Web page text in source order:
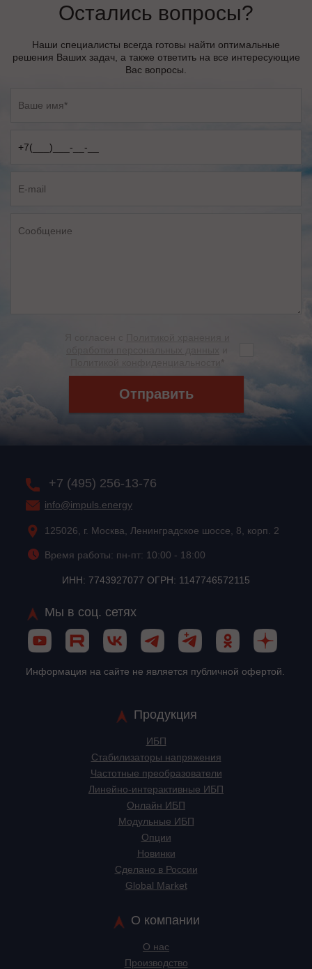
Остались вопросы?
Наши специалисты всегда готовы найти оптимальные
решения Ваших задач, а также ответить на все интересующие
Вас вопросы.
Отправить
+7 (495) 256-13-76
info@impuls.energy
125026, г. Москва, Ленинградское шоссе, 8, корп. 2
Время работы: пн-пт: 10:00 - 18:00
ИНН: 7743927077 ОГРН: 1147746572115
Мы в соц. сетях
Информация на сайте не является публичной офертой.
Продукция
ИБП
Стабилизаторы напряжения
Частотные преобразователи
Линейно-интерактивные ИБП
Онлайн ИБП
Модульные ИБП
Опции
Новинки
Сделано в России
Global Market
О компании
О нас
Производство